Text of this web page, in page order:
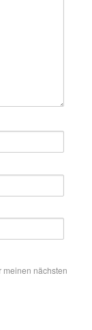
meinen nächsten